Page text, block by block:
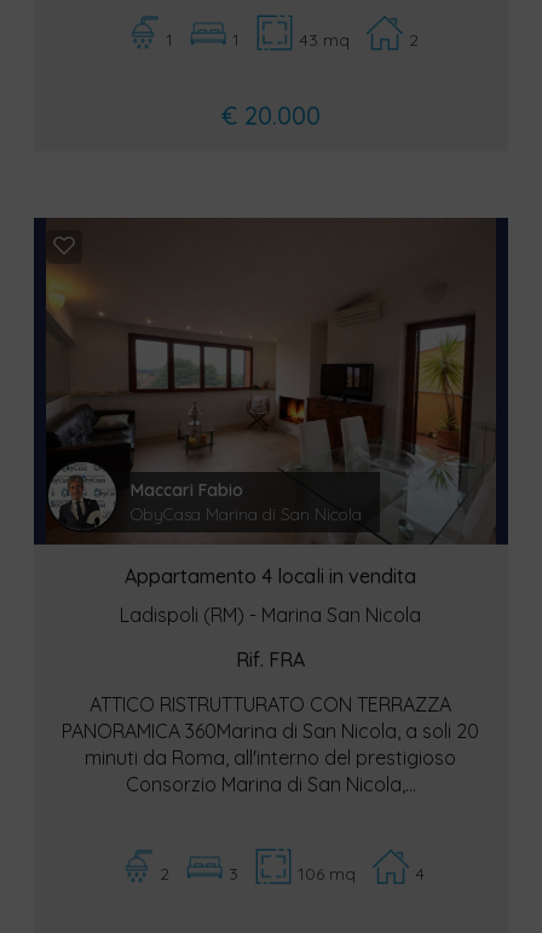
1 1 43 mq 2
€ 20.000
Maccari Fabio
ObyCasa Marina di San Nicola
Appartamento 4 locali in vendita
Ladispoli (RM) - Marina San Nicola
Rif. FRA
ATTICO RISTRUTTURATO CON TERRAZZA
PANORAMICA 360Marina di San Nicola, a soli 20
minuti da Roma, all'interno del prestigioso
Consorzio Marina di San Nicola,...
2 3 106 mq 4